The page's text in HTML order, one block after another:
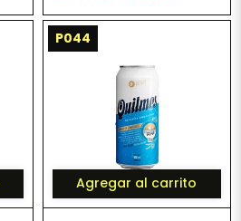
P044
Agregar al carrito